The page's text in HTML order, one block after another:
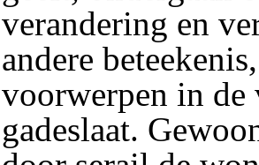
verandering en
andere
voorwerpen in de
gadeslaat.